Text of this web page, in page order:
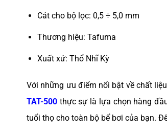
Cát cho bộ lọc: 0,5 ÷ 5,0 mm
Thương hiệu: Tafuma
Xuất xứ: Thổ Nhĩ Kỳ
Với những ưu điểm nổi bật về chất
TAT-500 thực sự là lựa chọn hàng
tuổi thọ cho toàn bộ bể bơi của bạn.